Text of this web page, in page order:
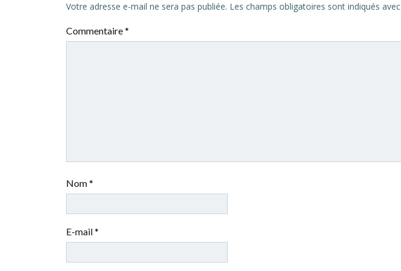
Votre adresse e-mail ne sera pas publiée. Les champs obligatoires sont indiqués avec
Commentaire*
Nom*
E-mail*